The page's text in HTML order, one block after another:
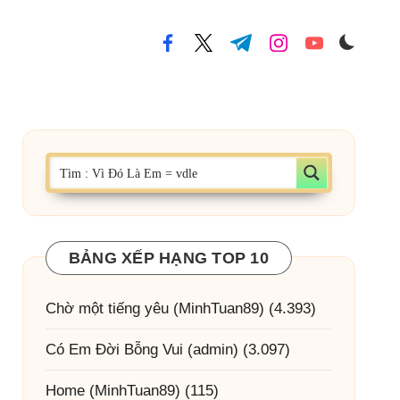
facebook.com
twitter.com
t.me instagram.com
youtube.com
BẢNG XẾP HẠNG TOP 10
Chờ một tiếng yêu (MinhTuan89) (4.393)
Có Em Đời Bỗng Vui (admin) (3.097)
Home (MinhTuan89) (115)